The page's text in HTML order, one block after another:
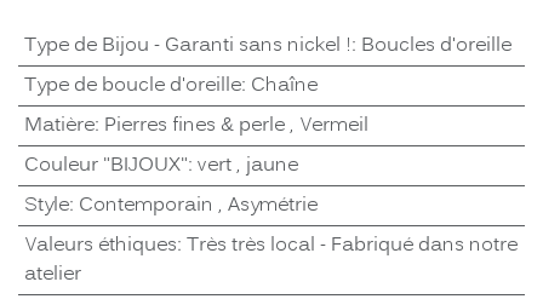
Type de Bijou - Garanti sans nickel !: Boucles d'oreille
Type de boucle d'oreille: Chaîne
Matière: Pierres fines & perle, Vermeil
Couleur "BIJOUX": vert, jaune
Style: Contemporain , Asymétrie
Valeurs éthiques: Très très local - Fabriqué dans notre
atelier